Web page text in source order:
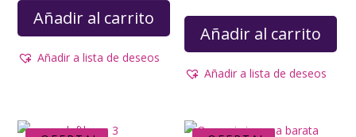
Añadir al carrito
Añadir a lista de deseos
era:
2.900,00€.
es:
Añadir al carrito
Añadir a lista de deseos